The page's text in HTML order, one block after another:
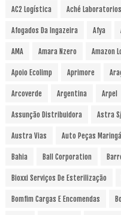
AC2 Logística Aché Laboratorios
Afogados Da Ingazeira Afya
AMA Amara Nzero Amazon
Apoio Ecolimp Aprimore
Arcoverde Argentina Arpel
Assunção Distribuidora Astra
Austra Vias Auto Peças Maringá
Bahia Ball Corporation
Bioxxi Serviços De Esterilização
Bomfim Cargas E Encomendas